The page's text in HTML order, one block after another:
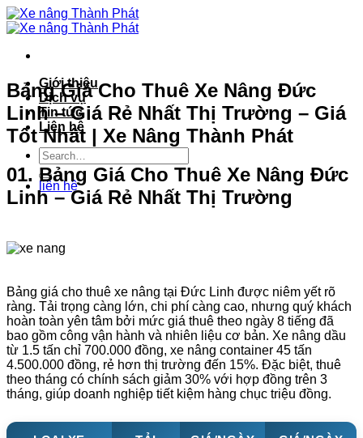
Bỏ
qua
dung
Giới thiệu
Dịch vụ
Tin tức
Liên hệ
liên hệ
Bảng Giá Cho Thuê Xe Nâng Đức
Linh – Giá Rẻ Nhất Thị Trường – Giá
Tốt Nhất | Xe Nâng Thành Phát
01. Bảng Giá Cho Thuê Xe Nâng Đức
Linh – Giá Rẻ Nhất Thị Trường
Bảng giá cho thuê xe nâng tại Đức Linh được niêm yết rõ
ràng. Tải trọng càng lớn, chi phí càng cao, nhưng quý khách
hoàn toàn yên tâm bởi mức giá thuê theo ngày 8 tiếng đã
bao gồm công vận hành và nhiên liệu cơ bản. Xe nâng dầu
từ 1.5 tấn chỉ 700.000 đồng, xe nâng container 45 tấn
4.500.000 đồng, rẻ hơn thị trường đến 15%. Đặc biệt, thuê
theo tháng có chính sách giảm 30% với hợp đồng trên 3
tháng, giúp doanh nghiệp tiết kiệm hàng chục triệu đồng.